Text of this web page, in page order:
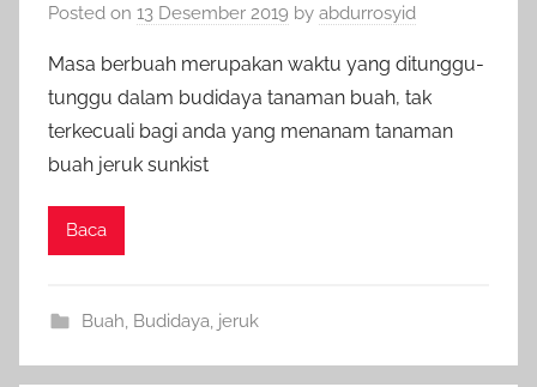
Posted on 13 Desember 2019 by abdurrosyid
Masa berbuah merupakan waktu yang ditunggu-
tunggu dalam budidaya tanaman buah, tak
terkecuali bagi anda yang menanam tanaman
buah jeruk sunkist
Baca
Buah Budidaya jeruk